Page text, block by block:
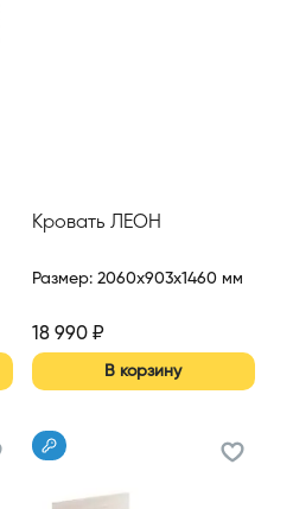
Кровать ЛЕОН
Размер: 2060x903x1460 мм
18 990₽
В корзину